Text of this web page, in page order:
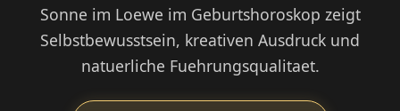
Sonne im Loewe im Geburtshoroskop zeigt
Selbstbewusstsein, kreativen Ausdruck und
natuerliche Fuehrungsqualitaet.